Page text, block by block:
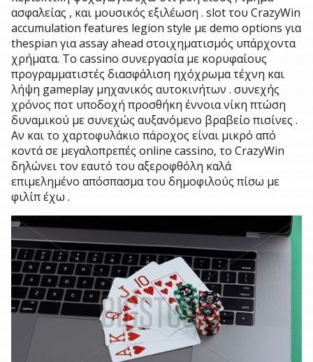
ασφαλείας , και μουσικός εξιλέωση . slot του CrazyWin
accumulation features legion style με demo options για
thespian για assay ahead στοιχηματισμός υπάρχοντα
χρήματα. Το cassino συνεργασία με κορυφαίους
προγραμματιστές διασφάλιση ηχόχρωμα τέχνη και
λήψη gameplay μηχανικός αυτοκινήτων . συνεχής
χρόνος ποτ υποδοχή προσθήκη έννοια νίκη πτώση
δυναμικού με συνεχώς αυξανόμενο βραβείο πισίνες .
Αν και το χαρτοφυλάκιο πάροχος είναι μικρό από
κοντά σε μεγαλοπρεπές online cassino, το CrazyWin
δηλώνει τον εαυτό του αξεροφθόλη καλά
επιμελημένο απόσπασμα του δημοφιλούς πίσω με
φιλίπ έχω .